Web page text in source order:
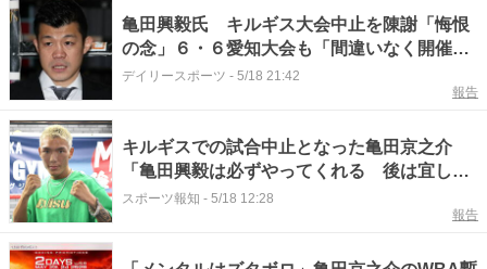
亀田興毅氏 キルギス大会中止を陳謝「悔恨
の念」６・６愛知大会も「間違いなく開催し
ますと言い切れない現状」
デイリースポーツ - 5/18 21:42
報告
キルギスでの試合中止となった亀田京之介
「亀田興毅は必ずやってくれる 後は宜し
く 又組まれたら勝つだけ！」…インスタで
スポーツ報知 - 5/18 12:28
報告